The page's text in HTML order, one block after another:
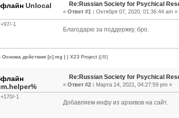
Unlocal
1
Re:Russian Society for Psychical
« Ответ #1 : Октября 07, 2020, 01:36:44 am »
Благодарю за поддержку, бро.
Основа действия [c] reg | | X23 Project |[/B]
1
Re:Russian Society for Psychical
« Ответ #2 : Марта 14, 2021, 04:27:59 pm »
Добавляем инфу из архивов на сайт.